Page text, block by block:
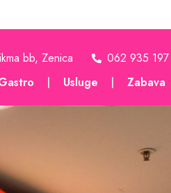
bb, Zenica 062 935 197
Usluge Zabava